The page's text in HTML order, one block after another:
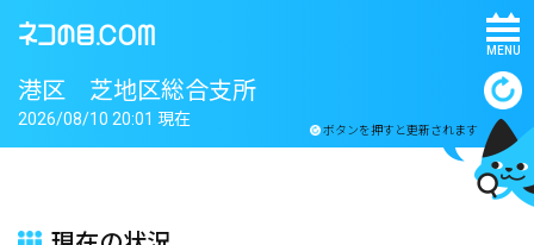
MENU
港区 芝地区総合支所
ボタンを押すと更新されます
2026/08/10 20:01 現在